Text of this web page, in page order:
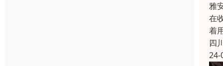
雅
在
着
四
24-